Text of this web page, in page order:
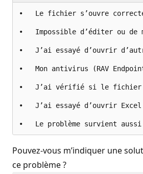
•	Le fichier s’ouvre correctement, mais devient vide dès que je clique sur une cellule.
•	Impossible d’éditer ou de modifier les cellules.
•	J’ai essayé d’ouvrir d’autres fichiers Excel, et le problème persiste.
•	Mon antivirus (RAV Endpoint Protection) a déplacé le fichier dans une liste d’exclusion, mais même après avoir désactivé l’antivirus, le problème persiste.
•	J’ai vérifié si le fichier était en lecture seule ou protégé, mais cela ne semble pas être la cause.
•	J’ai essayé d’ouvrir Excel en mode sans échec (excel /safe), mais cela n’a rien changé.
Pouvez-vous m’indiquer une
ce problème ?